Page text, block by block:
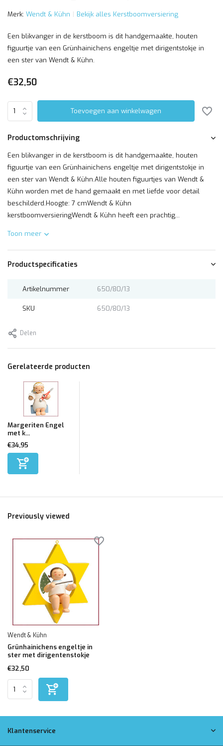
Merk: Wendt & Kühn Bekijk alles Kerstboomversiering
Een blikvanger in de kerstboom is dit handgemaakte, houten
figuurtje van een Grünhainichens engeltje met dirigentstokje in
een ster van Wendt & Kühn.
€32,50
Toevoegen aan winkelwagen
Productomschrijving
Een blikvanger in de kerstboom is dit handgemaakte, houten
figuurtje van een Grünhainichens engeltje met dirigentstokje in
een ster van Wendt & Kühn.Alle houten figuurtjes van Wendt &
Kühn worden met de hand gemaakt en met liefde voor detail
beschilderd.Hoogte: 7 cmWendt & Kühn
kerstboomversieringWendt & Kühn heeft een prachtig...
Toon meer
Productspecificaties
Artikelnummer 650/80/13
SKU 650/80/13
Delen
Gerelateerde producten
Margeriten Engel
met k...
€34,95
Previously viewed
Wendt & Kühn
Grünhainichens engeltje in
ster met dirigentenstokje
€32,50
Klantenservice